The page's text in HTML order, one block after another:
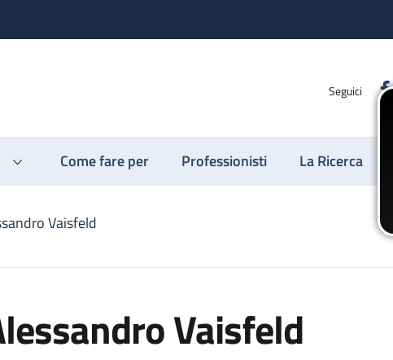
Seguici
Come fare per Professionisti La Ricerca
Vaisfeld
Vaisfeld